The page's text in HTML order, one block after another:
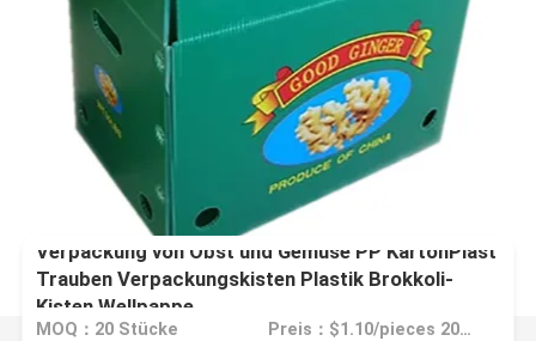
Verpackung von Obst und Gemüse PP KartonPlast
Trauben Verpackungskisten Plastik Brokkoli-
Kisten Wellpappe
MOQ：20 Stücke Preis：$1.10/pieces 20-1999 pieces